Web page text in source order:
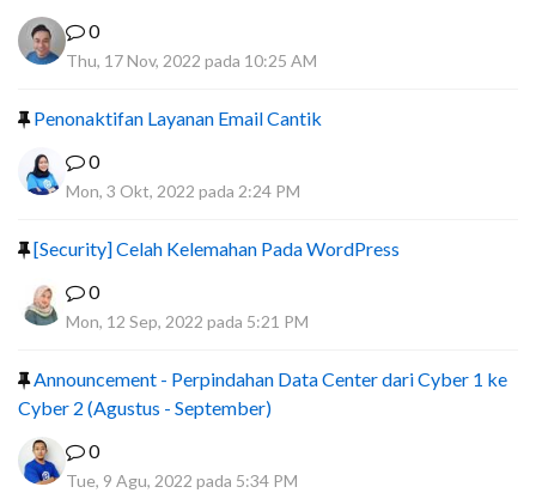
0
Thu, 17 Nov, 2022 pada 10:25 AM
Penonaktifan Layanan Email Cantik
0
Mon, 3 Okt, 2022 pada 2:24 PM
[Security] Celah Kelemahan Pada WordPress
0
Mon, 12 Sep, 2022 pada 5:21 PM
Announcement - Perpindahan Data Center dari Cyber 1 ke
Cyber 2 (Agustus - September)
0
Tue, 9 Agu, 2022 pada 5:34 PM